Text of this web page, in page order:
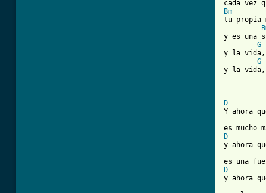
Bm
tu propia
y es una
G
y la
G
y la
D
Y ahora
D
y ahora
D